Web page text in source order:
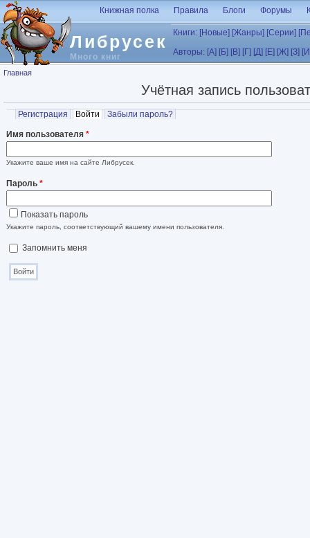
Перейти к основному содержанию
Либрусек
Много книг
Книжная полка Правила Блоги Форумы
Книги: [Новые] [Жанры] [Серии]
Авторы: [А] [Б] [В] [Г] [Д] [Е] [Ж] [З]
Вы здесь
Главная
Учётная запись
Главные вкладки
Регистрация Войти (активная вкладка)
Забыли пароль?
Имя пользователя *
Укажите ваше имя на сайте Либрусек.
Пароль *
Показать пароль
Укажите пароль, соответствующий вашему имени пользователя.
Запомнить меня